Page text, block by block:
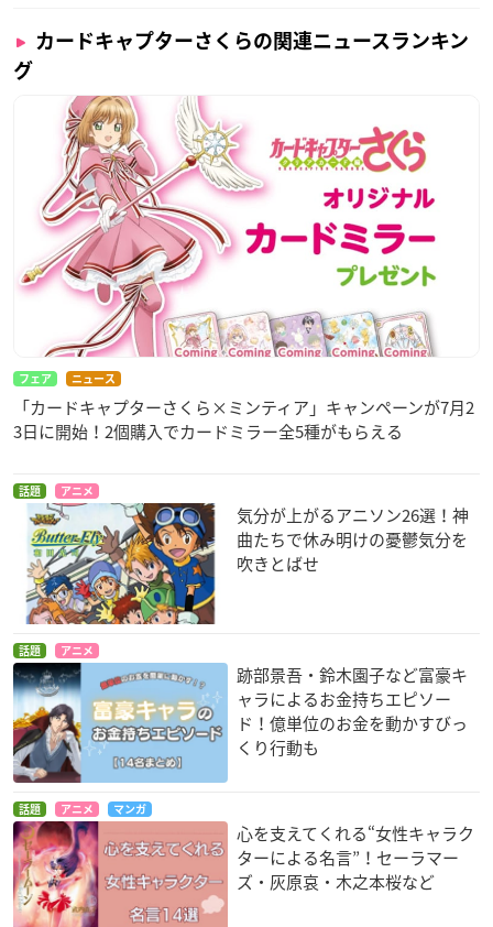
カードキャプターさくらの関連ニュースランキン
グ
フェア ニュース
「カードキャプターさくら×ミンティア」キャンペーンが7月2
3日に開始！2個購入でカードミラー全5種がもらえる
話題 アニメ
気分が上がるアニソン26選！神
曲たちで休み明けの憂鬱気分を
吹きとばせ
話題 アニメ
跡部景吾・鈴木園子など富豪キ
ャラによるお金持ちエピソー
ド！億単位のお金を動かすびっ
くり行動も
話題 アニメ マンガ
心を支えてくれる“女性キャラク
ターによる名言”！セーラマー
ズ・灰原哀・木之本桜など